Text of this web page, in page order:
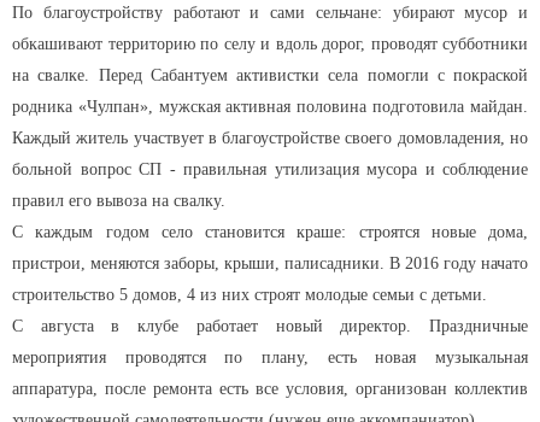
По благоустройству работают и сами сельчане: убирают мусор и
обкашивают территорию по селу и вдоль дорог, проводят субботники
на свалке. Перед Сабантуем активистки села помогли с покраской
родника «Чулпан», мужская активная половина подготовила майдан.
Каждый житель участвует в благоустройстве своего домовладения, но
больной вопрос СП - правильная утилизация мусора и соблюдение
правил его вывоза на свалку.
С каждым годом село становится краше: строятся новые дома,
пристрои, меняются заборы, крыши, палисадники. В 2016 году начато
строительство 5 домов, 4 из них строят молодые семьи с детьми.
С августа в клубе работает новый директор. Праздничные
мероприятия проводятся по плану, есть новая музыкальная
аппаратура, после ремонта есть все условия, организован коллектив